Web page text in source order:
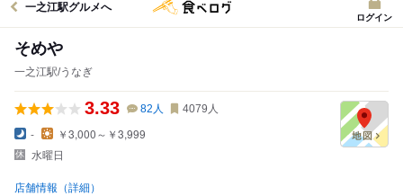
一之江駅グルメへ
ログイン
そめや
一之江駅/うなぎ
3.33 82 人 4079 人
-
￥3,000～￥3,999
水曜日
店舗情報（詳細）